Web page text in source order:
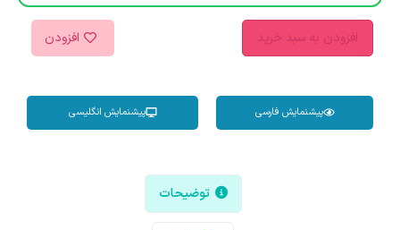
افزودن به سبد خرید افزودن
پیشنمایش فارسی پیشنمایش انگلیسی
توضیحات